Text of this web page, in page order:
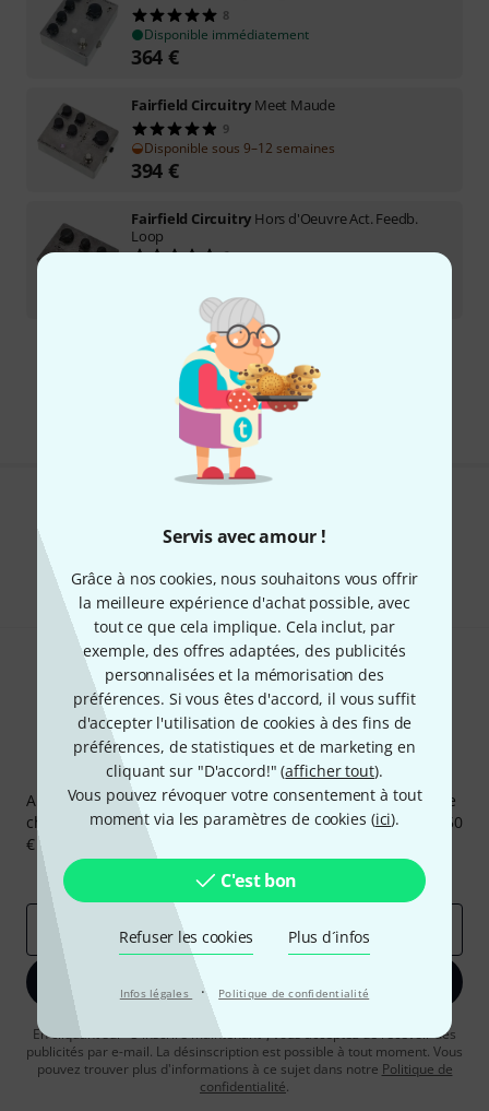
Servis avec amour !
Grâce à nos cookies, nous souhaitons vous offrir
la meilleure expérience d'achat possible, avec
tout ce que cela implique. Cela inclut, par
exemple, des offres adaptées, des publicités
personnalisées et la mémorisation des
préférences. Si vous êtes d'accord, il vous suffit
d'accepter l'utilisation de cookies à des fins de
préférences, de statistiques et de marketing en
cliquant sur "D'accord!" (afficher tout).
Vous pouvez révoquer votre consentement à tout
moment via les paramètres de cookies (ici).
C'est bon
Refuser les cookies Plus d´infos
Infos légales · Politique de confidentialité
8
Disponible immédiatement
364 €
Fairfield Circuitry Meet Maude
9
Disponible sous 9–12 semaines
394 €
Fairfield Circuitry Hors d'Oeuvre Act. Feedb.
Loop
6
Envoi gratuit à partir de 69 €
Les prix sont indiqués avec TVA comprise
Newsletters Thomann
Abonnez-vous à la newsletter Thomann et, avec un peu de
chance, gagnez l'un des 50 bons d'achat d'une valeur de 50
€ chacun!
Articles inspirants
Deals Aperçus Thomann
Adresse e-mail*
S'inscrire maintenant
En cliquant sur "S'inscrire maintenant", vous acceptez de recevoir des
publicités par e-mail. La désinscription est possible à tout moment. Vous
pouvez trouver plus d'informations à ce sujet dans notre Politique de
confidentialité.